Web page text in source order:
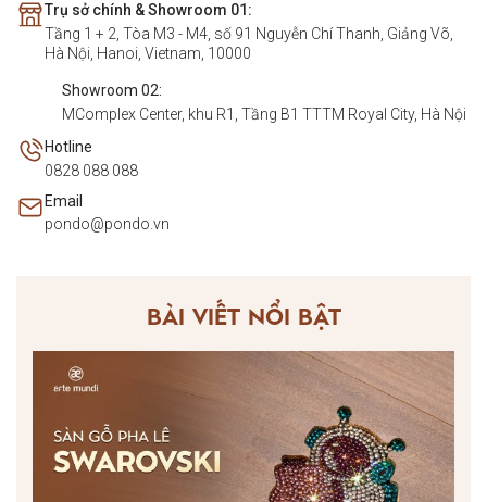
BÀI VIẾT NỔI BẬT
Trụ sở chính & Showroom 01:
Tầng 1 + 2, Tòa M3 - M4, số 91 Nguyễn Chí Thanh, Giảng Võ,
Hà Nội, Hanoi, Vietnam, 10000
Showroom 02:
MComplex Center, khu R1, Tầng B1 TTTM Royal City, Hà Nội
Hotline
0828 088 088
Email
pondo@pondo.vn